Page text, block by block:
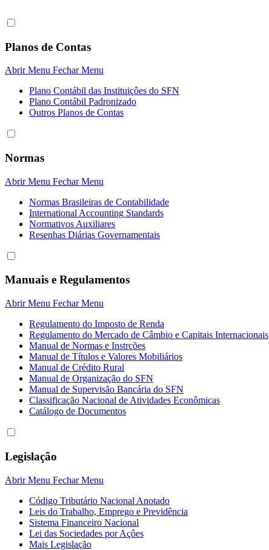
Planos de Contas
Abrir Menu Fechar Menu
Plano Contábil das Instituiçôes do SFN
Plano Contábil Padronizado
Outros Planos de Contas
Normas
Abrir Menu Fechar Menu
Normas Brasileiras de Contabilidade
International Accounting Standards
Normativos Auxiliares
Resenhas Diárias Governamentais
Manuais e Regulamentos
Abrir Menu Fechar Menu
Regulamento do Imposto de Renda
Regulamento do Mercado de Câmbio e Capitais Internacionais
Manual de Normas e Instrções
Manual de Títulos e Valores Mobiliários
Manual de Crédito Rural
Manual de Organização do SFN
Manual de Supervisão Bancária do SFN
Classificação Nacional de Atividades Econômicas
Catálogo de Documentos
Legislação
Abrir Menu Fechar Menu
Código Tributário Nacional Anotado
Leis do Trabalho, Emprego e Previdência
Sistema Financeiro Nacional
Lei das Sociedades por Açôes
Mais Legislação